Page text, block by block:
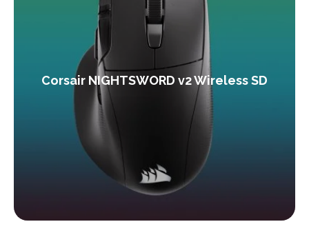
Corsair NIGHTSWORD v2 Wireless SD